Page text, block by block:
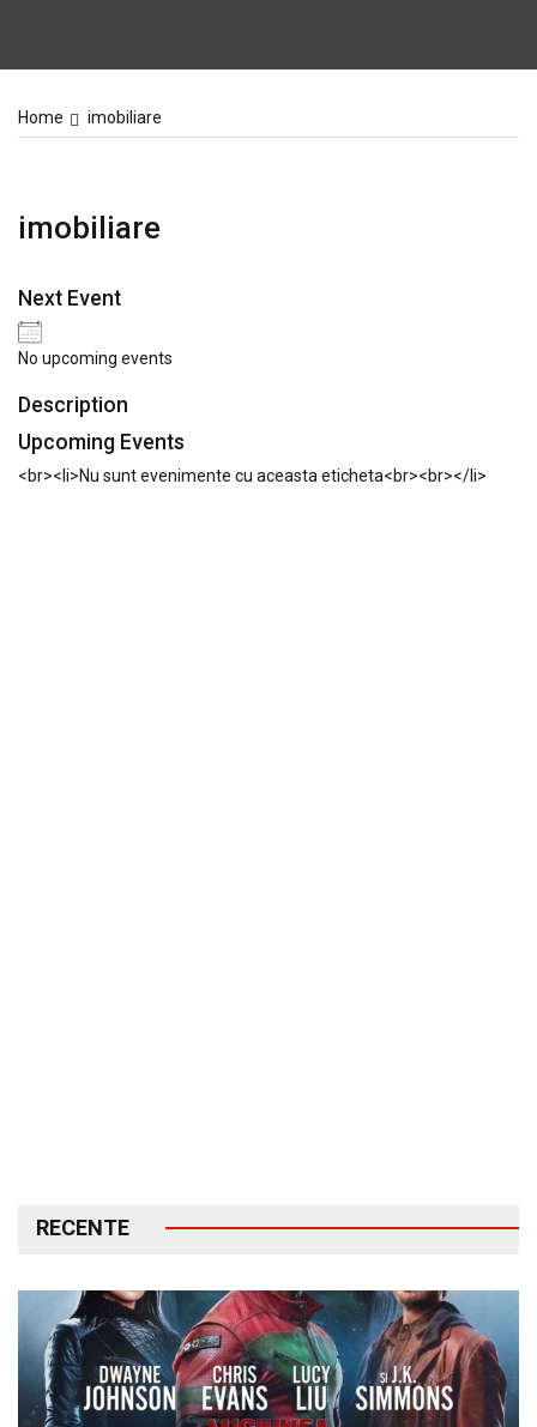
Home imobiliare
imobiliare
Next Event
No upcoming events
Description
Upcoming Events
<br><li>Nu sunt evenimente cu aceasta eticheta<br><br></li>
RECENTE